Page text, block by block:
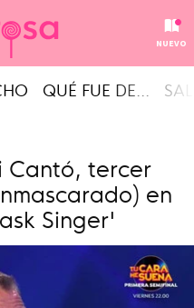
NUEVO
QUÉ FUE DE...
Cantó, tercer
en
Singer'